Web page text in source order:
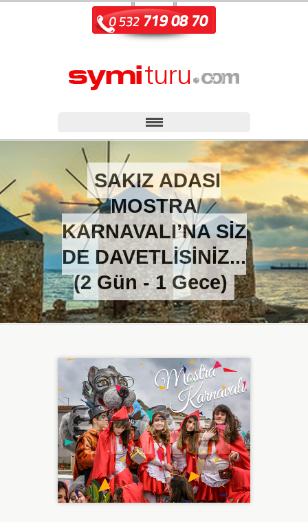
SAKIZ ADASI
MOSTRA
KARNAVALI’NA SİZ
DE DAVETLİSİNİZ...
(2 Gün - 1 Gece)